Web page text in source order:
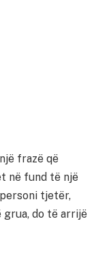
frazë që
në fund të një
tjetër,
grua, do të arrijë